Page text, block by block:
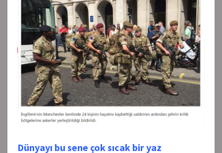
Dünyayı bu sene çok sıcak bir yaz